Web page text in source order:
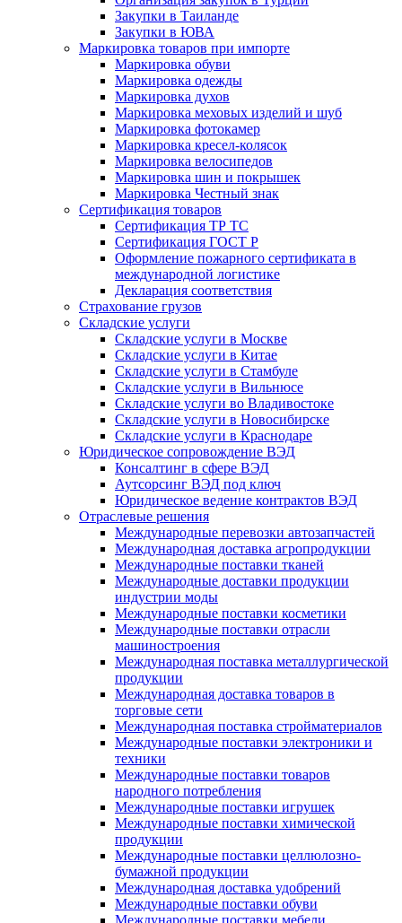
Закупки в Таиланде
Закупки в ЮВА
Маркировка товаров при импорте
Маркировка обуви
Маркировка одежды
Маркировка духов
Маркировка меховых изделий и шуб
Маркировка фотокамер
Маркировка кресел-колясок
Маркировка велосипедов
Маркировка шин и покрышек
Маркировка Честный знак
Сертификация товаров
Сертификация ТР ТС
Сертификация ГОСТ Р
Оформление пожарного сертификата в
международной логистике
Декларация соответствия
Страхование грузов
Складские услуги
Складские услуги в Москве
Складские услуги в Китае
Складские услуги в Стамбуле
Складские услуги в Вильнюсе
Складские услуги во Владивостоке
Складские услуги в Новосибирске
Складские услуги в Краснодаре
Юридическое сопровождение ВЭД
Консалтинг в сфере ВЭД
Аутсорсинг ВЭД под ключ
Юридическое ведение контрактов ВЭД
Отраслевые решения
Международные перевозки автозапчастей
Международная доставка агропродукции
Международные поставки тканей
Международные доставки продукции
индустрии моды
Международные поставки косметики
Международные поставки отрасли
машиностроения
Международная поставка металлургической
продукции
Международная доставка товаров в
торговые сети
Международная поставка стройматериалов
Международные поставки электроники и
техники
Международные поставки товаров
народного потребления
Международные поставки игрушек
Международные поставки химической
продукции
Международные поставки целлюлозно-
бумажной продукции
Международная доставка удобрений
Международные поставки обуви
Международные поставки мебели